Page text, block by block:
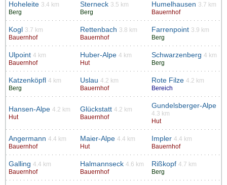
Hoheleite 3.4 km
Berg
Sterneck 3.5 km
Berg
Humelhausen 3.7 km
Bauernhof
Kogl
3.7 km
Bauernhof
Rettenbach 3.8 km
Bauernhof
Farrenpoint 3.9 km
Berg
Ulpoint 4 km
Bauernhof
Huber-Alpe 4 km
Hut
Schwarzenberg 4 km
Berg
Katzenköpfl 4 km
Berg
Uslau 4.2 km
Bauernhof
Rote Filze 4.2 km
Bereich
Hansen-Alpe 4.2 km
Hut
Glückstatt 4.2 km
Bauernhof
Gundelsberger-Alpe
4.3 km
Hut
Angermann 4.4 km
Bauernhof
Maier-Alpe 4.4 km
Hut
Impler 4.4 km
Bauernhof
Galling 4.4 km
Bauernhof
Halmannseck 4.6 km
Bauernhof
Rißkopf 4.7 km
Berg